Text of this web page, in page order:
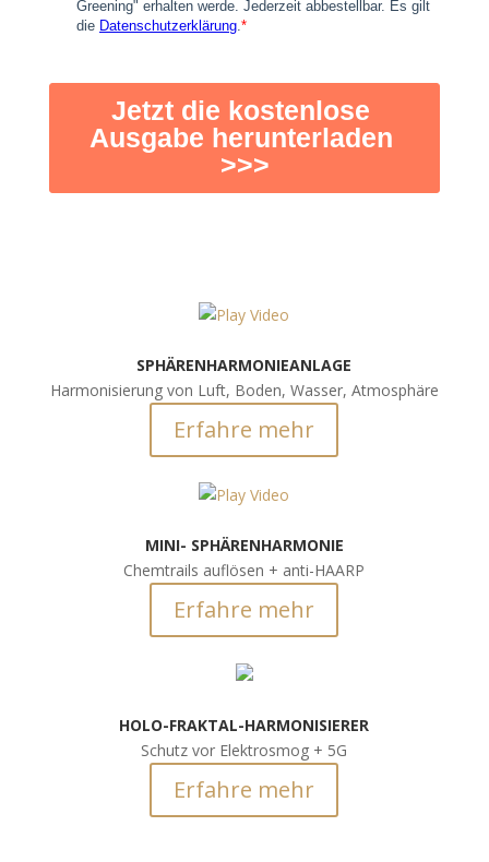
SPHÄRENHARMONIEANLAGE
Harmonisierung von Luft, Boden, Wasser, Atmosphäre
Erfahre mehr
MINI- SPHÄRENHARMONIE
Chemtrails auflösen + anti-HAARP
Erfahre mehr
HOLO-FRAKTAL-HARMONISIERER
Schutz vor Elektrosmog + 5G
Erfahre mehr